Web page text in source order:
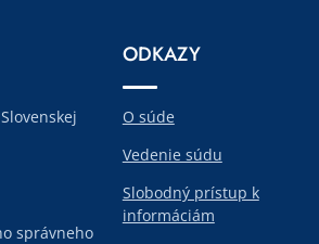
správneho
ODKAZY
O súde
Vedenie súdu
Slobodný prístup k
informáciám